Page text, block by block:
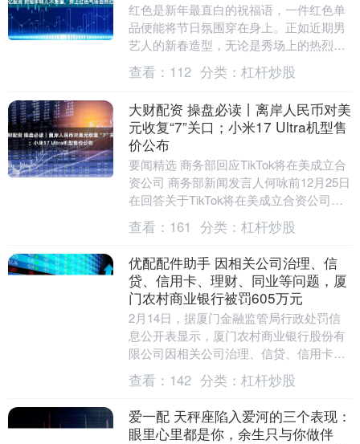
红色是新年最直白的祝福语，一件红色单
品便能将节日氛围穿在身上。正如近期男
艺人的新春造型，无论是秀场上的热烈演
绎，还是生活中的一抹点睛，红色总能将
仪式感与态度同时....
查看： 112 分类： 杠杆炒股
大财配资 操盘必读丨离岸人民币对美
元收复“7”关口；小米17 Ultra机型售
价公布
要闻精选 商务部回应TikTok将在美成立合
资公司 商务部新闻发言人何咏前12月25日
在回答关于TikTok将在美成立合资公司的
有关提问时说，中国政府希望企业达....
查看： 161 分类： 杠杆炒股
优配配件助手 因相关公司治理、信
贷、信用卡、理财、同业等问题，厦
门农村商业银行被罚605万元
2月14日，据厦门金融监管局行政处罚信
息公开表显示，厦门农村商业银行股份有
限公司因相关公司治理、信贷、信用卡、
理财、同业等业务管理不审慎、不到位，
被罚款605万....
查看： 142 分类： 杠杆炒股
爱一配 天秤座陷入爱河的三个表现：
眼里心里都是你，余生只与你做伴